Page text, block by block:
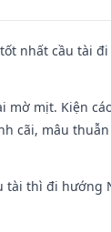
nhất cầu tài
mờ mịt. Kiện
cãi, mâu
tài thì đi